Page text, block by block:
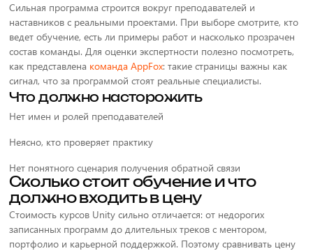
Сильная программа строится вокруг преподавателей и
наставников с реальными проектами. При выборе смотрите, кто
ведет обучение, есть ли примеры работ и насколько прозрачен
состав команды. Для оценки экспертности полезно посмотреть,
как представлена команда AppFox: такие страницы важны как
сигнал, что за программой стоят реальные специалисты.
Что должно насторожить
Нет имен и ролей преподавателей
Неясно, кто проверяет практику
Нет понятного сценария получения обратной связи
Сколько стоит обучение и что
должно входить в цену
Стоимость курсов Unity сильно отличается: от недорогих
записанных программ до длительных треков с ментором,
портфолио и карьерной поддержкой. Поэтому сравнивать цену